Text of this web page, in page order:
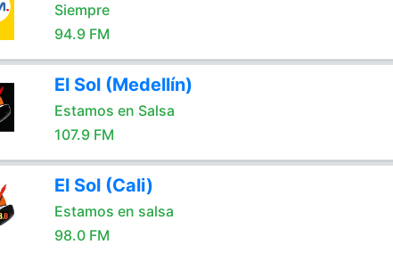
Siempre
94.9 FM
El Sol (Medellín)
Estamos en Salsa
107.9 FM
El Sol (Cali)
Estamos en salsa
98.0 FM